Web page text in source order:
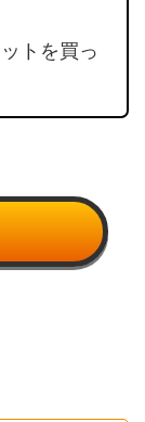
トを買っ